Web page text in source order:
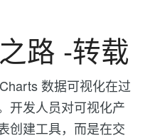
路 -转载
数据可视化在过
开发人员对可视化产
创建工具，而是在交